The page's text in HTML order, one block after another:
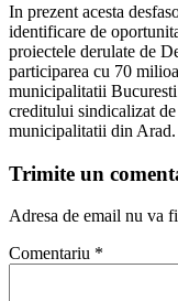
In prezent acesta
identificare de
proiectele derulate de
participarea cu 70
municipalitatii
creditului sindicalizat
municipalitatii din Arad.
Trimite un
Adresa de email nu va
Comentariu *